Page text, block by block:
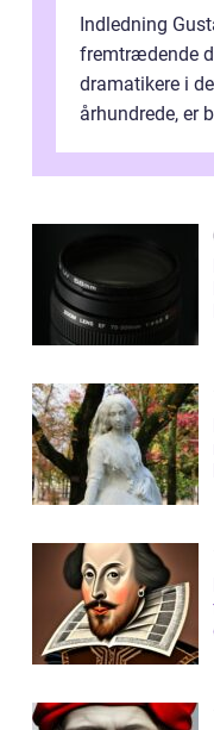
Indledning
fremtrædende
dramatikere i
århundrede, er
af...